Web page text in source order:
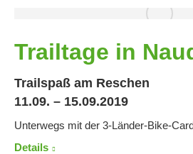
Trailtage in
Trailspaß am Reschen
11.09. – 15.09.2019
Unterwegs mit der 3-Länder-Bike-
Details